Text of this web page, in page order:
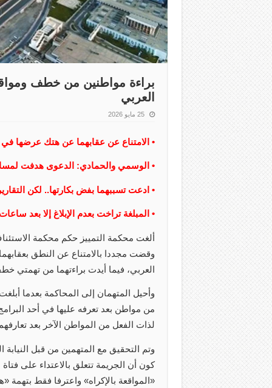
براءة مواطنين من خطف
العربي
25 مايو 2026
• الامتناع عن عقابهما عن هتك عرضها في
• الوسمي والحمادي: الدعوى هدفت
• ادعت تسببهما بفض بكارتها.. لكن
• المبلغة تراخت بعدم الإبلاغ إلا بعد
وقضت مجددا بالامتناع عن النطق
العربي، فيما أيدت براءتهما من تهمتي
من مواطن بعد تعرفه عليها في أحد
لذات الفعل من المواطن الآخر بعد
وتم التحقيق مع المتهمين من قبل النيابة
كون أن الجريمة تتعلق بالاعتداء على
«المواقعة بالإكراه» واعترفا فقط